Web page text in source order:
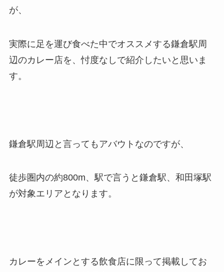
が、
実際に足を運び食べた中でオススメする鎌倉駅周
辺のカレー店を、忖度なしで紹介したいと思いま
す。
鎌倉駅周辺と言ってもアバウトなのですが、
徒歩圏内の約800m、駅で言うと鎌倉駅、和田塚駅
が対象エリアとなります。
カレーをメインとする飲食店に限って掲載してお